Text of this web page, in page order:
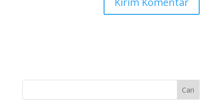
Cari